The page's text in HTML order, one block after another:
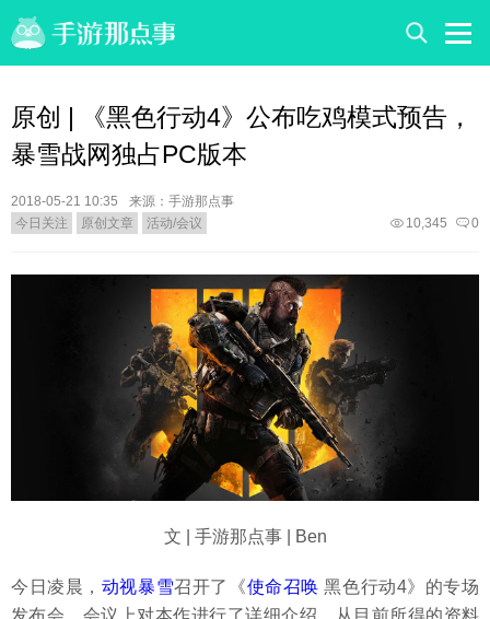
原创 | 《黑色行动4》公布吃鸡模式预告，
暴雪战网独占PC版本
2018-05-21 10:35
来源：手游那点事
今日关注
原创文章 活动/会议 0
10,345
文 | 手游那点事 | Ben
今日凌晨， 动视暴雪召开了《使命召唤 黑色行动4》的专场
发布会，会议上对本作进行了详细介绍，从目前所得的资料